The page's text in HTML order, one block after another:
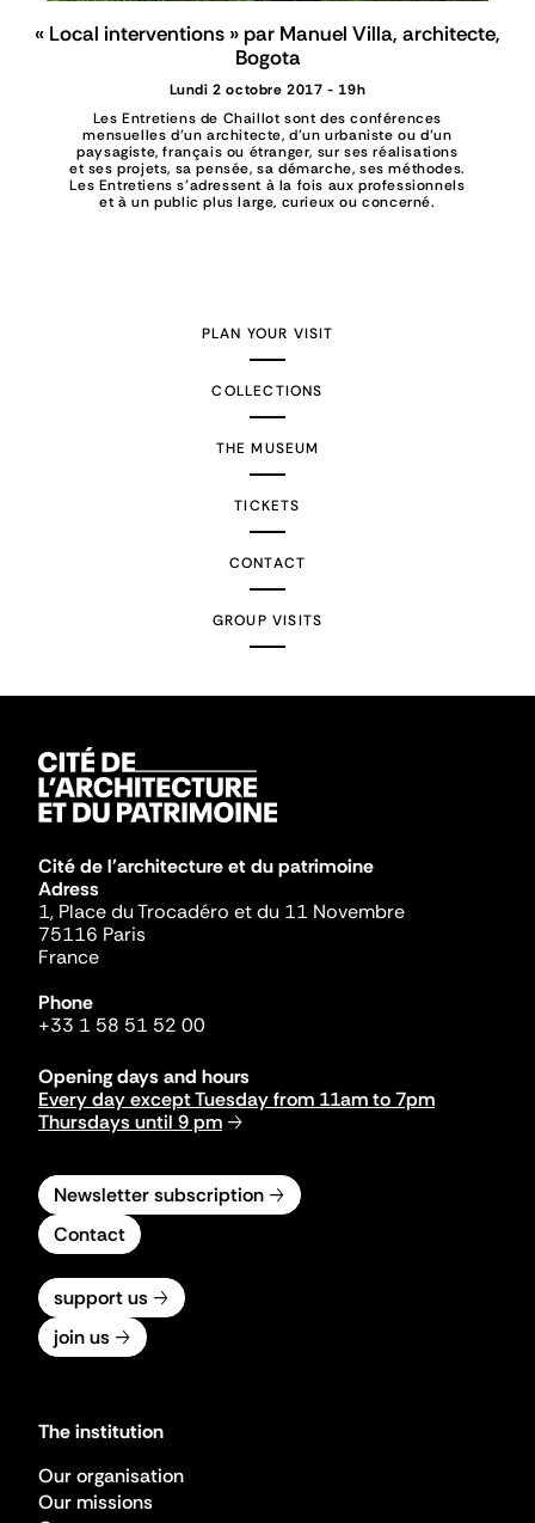
« Local interventions » par Manuel Villa, architecte,
Bogota
Lundi 2 octobre 2017 - 19h
Les Entretiens de Chaillot sont des conférences
mensuelles d’un architecte, d’un urbaniste ou d’un
paysagiste, français ou étranger, sur ses réalisations
et ses projets, sa pensée, sa démarche, ses méthodes.
Les Entretiens s’adressent à la fois aux professionnels
et à un public plus large, curieux ou concerné.
PLAN YOUR VISIT
COLLECTIONS
THE MUSEUM
TICKETS
CONTACT
GROUP VISITS
Cité de l'architecture et du patrimoine
Adress
1, Place du Trocadéro et du 11 Novembre
75116 Paris
France
Phone
+33 1 58 51 52 00
Opening days and hours
Every day except Tuesday from 11am to 7pm
Thursdays until 9 pm
Newsletter subscription
Contact
support us
join us
The institution
Our organisation
Our missions